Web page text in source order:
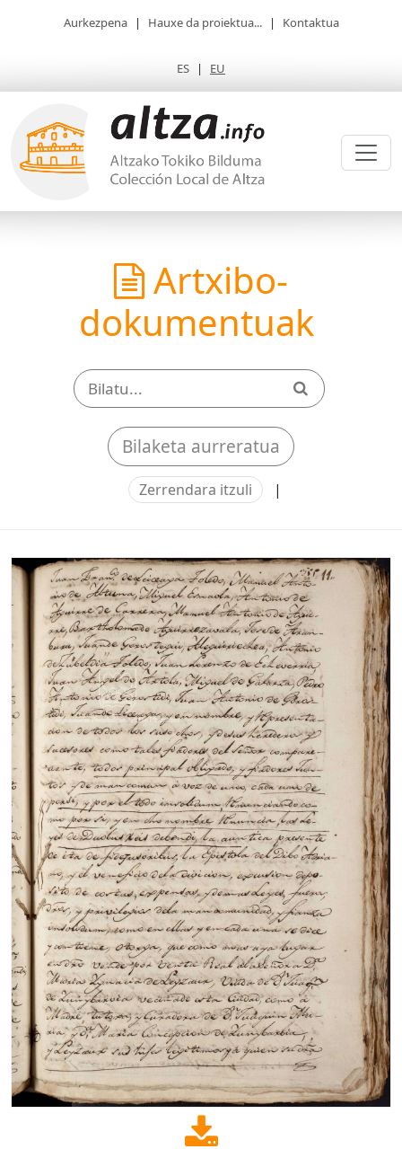
Aurkezpena | Hauxe da proiektua... | Kontaktua
ES | EU
Artxibo-
dokumentuak
Bilaketa aurreratua
Zerrendara itzuli |